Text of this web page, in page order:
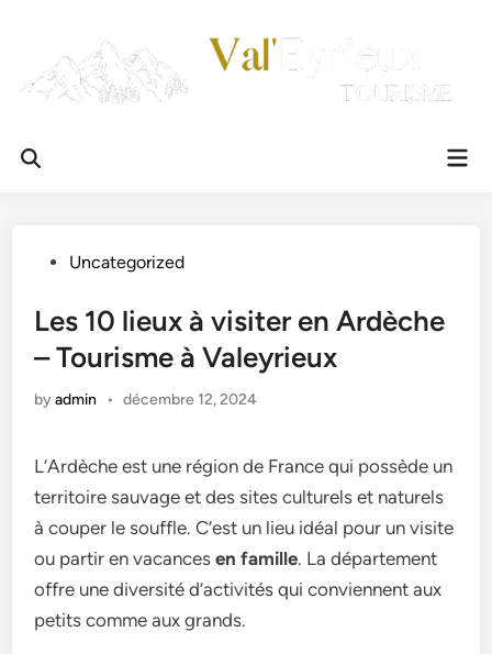
content
PostedUncategorized
Les 10 lieux à visiter en Ardèche
– Tourisme à Valeyrieux
byadmin • décembre 12, 2024
L’Ardèche est une région de France qui possède un
territoire sauvage et des sites culturels et naturels
à couper le souffle. C’est un lieu idéal pour un visite
ou partir en vacancesen famille. La département
offre une diversité d’activités qui conviennent aux
petits comme aux grands.